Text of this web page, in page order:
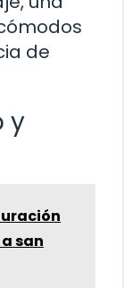
de
y
san